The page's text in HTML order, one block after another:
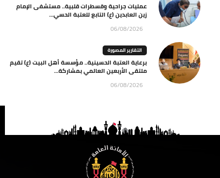
عمليات جراحية وقسطرات قلبية.. مستشفى الإمام
زين العابدين (ع) التابع للعتبة الحسي...
06/08/2026
التقارير المصورة
برعاية العتبة الحسينية.. مؤسسة أهل البيت (ع) تقيم
ملتقى الأربعين العالمي بمشاركة...
06/08/2026